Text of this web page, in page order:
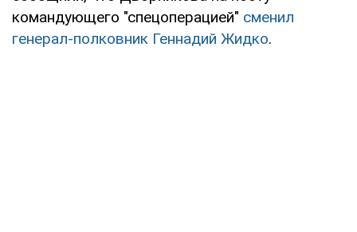
командующего "спецоперацией" сменил
генерал-полковник Геннадий Жидко.